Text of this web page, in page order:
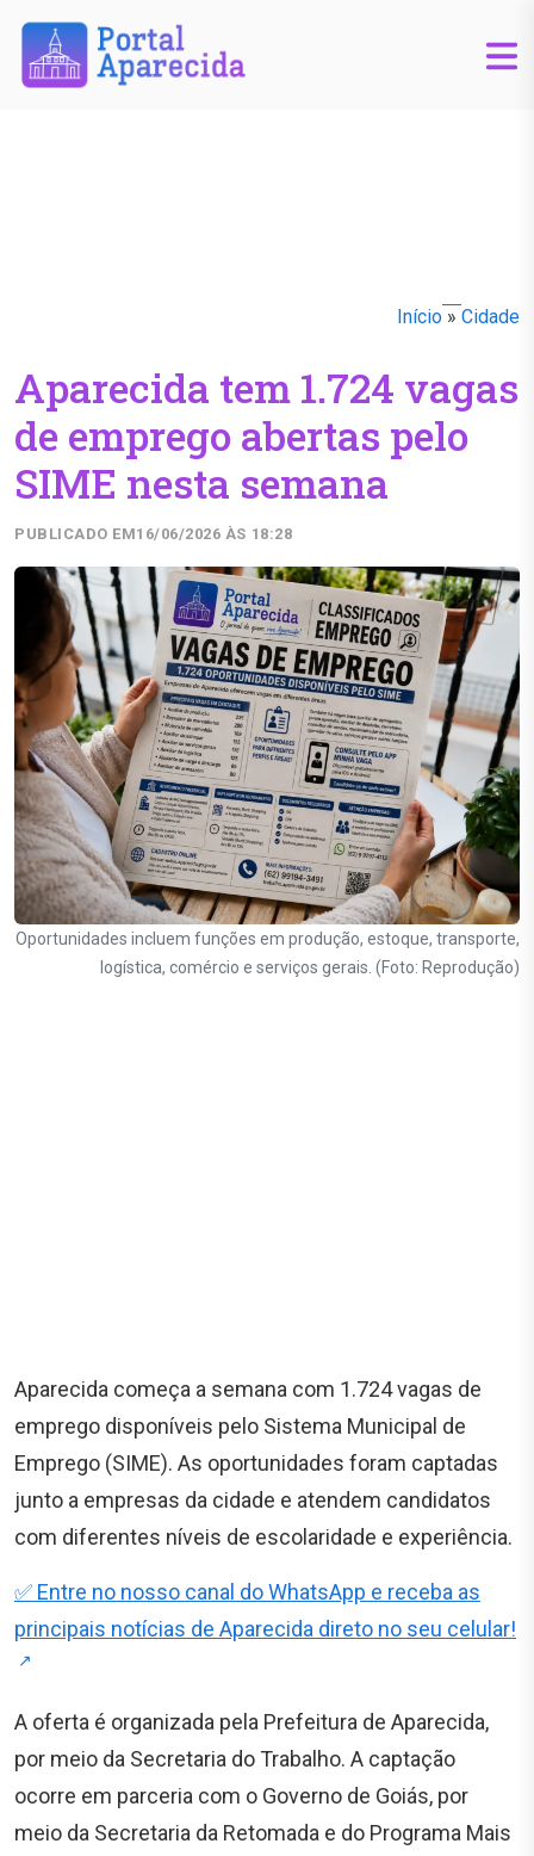
Início » Cidade
Aparecida tem 1.724 vagas
de emprego abertas pelo
SIME nesta semana
PUBLICADO EM16/06/2026 ÀS 18:28
Oportunidades incluem funções em produção, estoque, transporte,
logística, comércio e serviços gerais. (Foto: Reprodução)
Aparecida começa a semana com 1.724 vagas de
emprego disponíveis pelo Sistema Municipal de
Emprego (SIME). As oportunidades foram captadas
junto a empresas da cidade e atendem candidatos
com diferentes níveis de escolaridade e experiência.
✅ Entre no nosso canal do WhatsApp e receba as
principais notícias de Aparecida direto no seu celular!
A oferta é organizada pela Prefeitura de Aparecida,
por meio da Secretaria do Trabalho. A captação
ocorre em parceria com o Governo de Goiás, por
meio da Secretaria da Retomada e do Programa Mais